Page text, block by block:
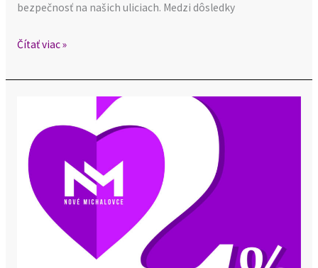
bezpečnosť na našich uliciach. Medzi dôsledky
Čítať viac »
2%
DANÍ